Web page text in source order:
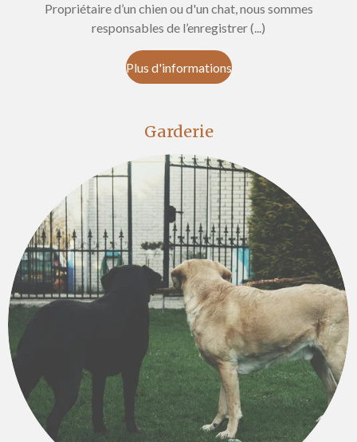
Propriétaire d’un chien ou d'un chat, nous sommes
responsables de l’enregistrer (...)
Plus d'informations
Garderie